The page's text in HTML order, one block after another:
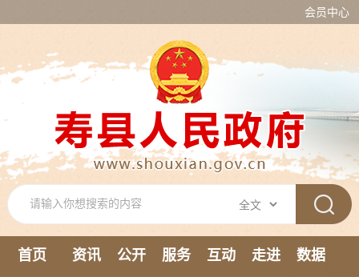
会员中心
首页 资讯 公开 服务 互动 走进
数据